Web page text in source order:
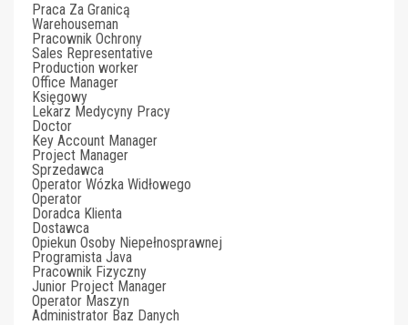
Praca Za Granicą
Warehouseman
Pracownik Ochrony
Sales Representative
Production worker
Office Manager
Księgowy
Lekarz Medycyny Pracy
Doctor
Key Account Manager
Project Manager
Sprzedawca
Operator Wózka Widłowego
Operator
Doradca Klienta
Dostawca
Opiekun Osoby Niepełnosprawnej
Programista Java
Pracownik Fizyczny
Junior Project Manager
Operator Maszyn
Administrator Baz Danych